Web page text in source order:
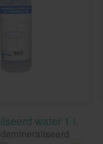
water 1 l.